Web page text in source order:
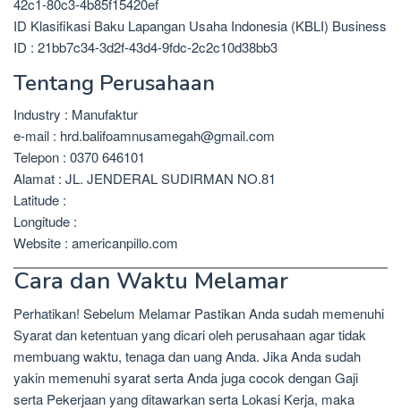
42c1-80c3-4b85f15420ef
ID Klasifikasi Baku Lapangan Usaha Indonesia (KBLI) Business
ID : 21bb7c34-3d2f-43d4-9fdc-2c2c10d38bb3
Tentang Perusahaan
Industry : Manufaktur
e-mail : hrd.balifoamnusamegah@gmail.com
Telepon : 0370 646101
Alamat : JL. JENDERAL SUDIRMAN NO.81
Latitude :
Longitude :
Website : americanpillo.com
Cara dan Waktu Melamar
Perhatikan! Sebelum Melamar Pastikan Anda sudah memenuhi
Syarat dan ketentuan yang dicari oleh perusahaan agar tidak
membuang waktu, tenaga dan uang Anda. Jika Anda sudah
yakin memenuhi syarat serta Anda juga cocok dengan Gaji
serta Pekerjaan yang ditawarkan serta Lokasi Kerja, maka